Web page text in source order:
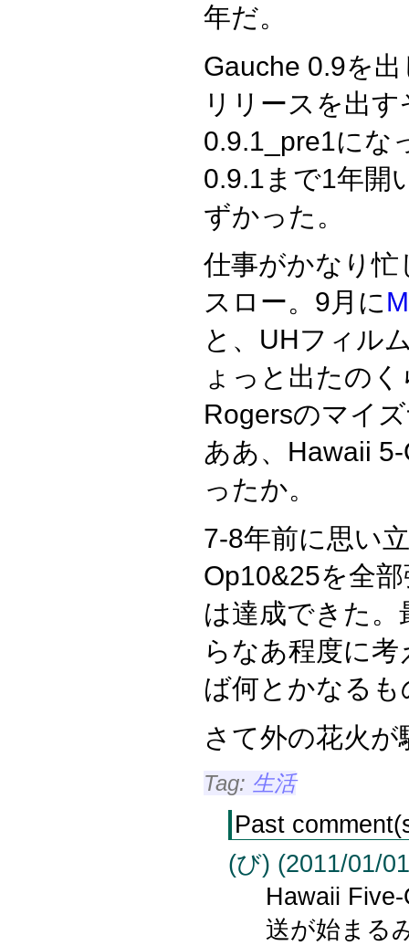
年だ。
Gauche 0.9を
リリースを出
0.9.1_pre1にな
0.9.1まで1年開
ずかった。
仕事がかなり
スロー。9月に
と、UHフィル
ょっと出たの
Rogersのマイ
ああ、Hawaii
ったか。
7-8年前に思い
Op10&25を全
は達成できた
らなあ程度に
ば何とかなるも
さて外の花火
Tag: 生活
Past
(び) (2011/01/
Hawaii
送が始まる